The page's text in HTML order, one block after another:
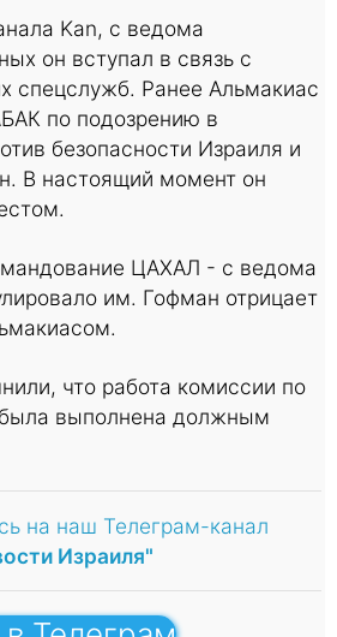
Kan, c ведома
он вступал в связь с
спецслужб. Ранее Альмакиас
по подозрению в
безопасности Израиля и
В настоящий момент он
ЦАХАЛ - с ведома
им. Гофман отрицает
что работа комиссии по
выполнена должным
на наш Телеграм-канал
Израиля"